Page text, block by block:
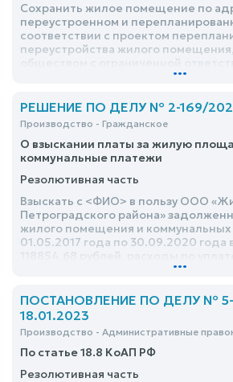
Сохранить жилое помещение по
переустроенном и
соответствии с проектом
переустройства жилого
«Региональное Бюро Согласований»
...
РЕШЕНИЕ ПО ДЕЛУ № 2-169/
Производство - Гражданское
О взыскании платы за жилую
коммунальные платежи
Резолютивная часть
Взыскать с <ФИО> в пользу ООО
Петроградского района»
жилого помещения и коммунальных
01.05.2017 года по 30.09.2020 года
государственной пошлины, в
...
ПОСТАНОВЛЕНИЕ ПО ДЕЛУ №
18.01.2023
Производство - Административные
По статье 18.8 КоАП РФ
Резолютивная часть